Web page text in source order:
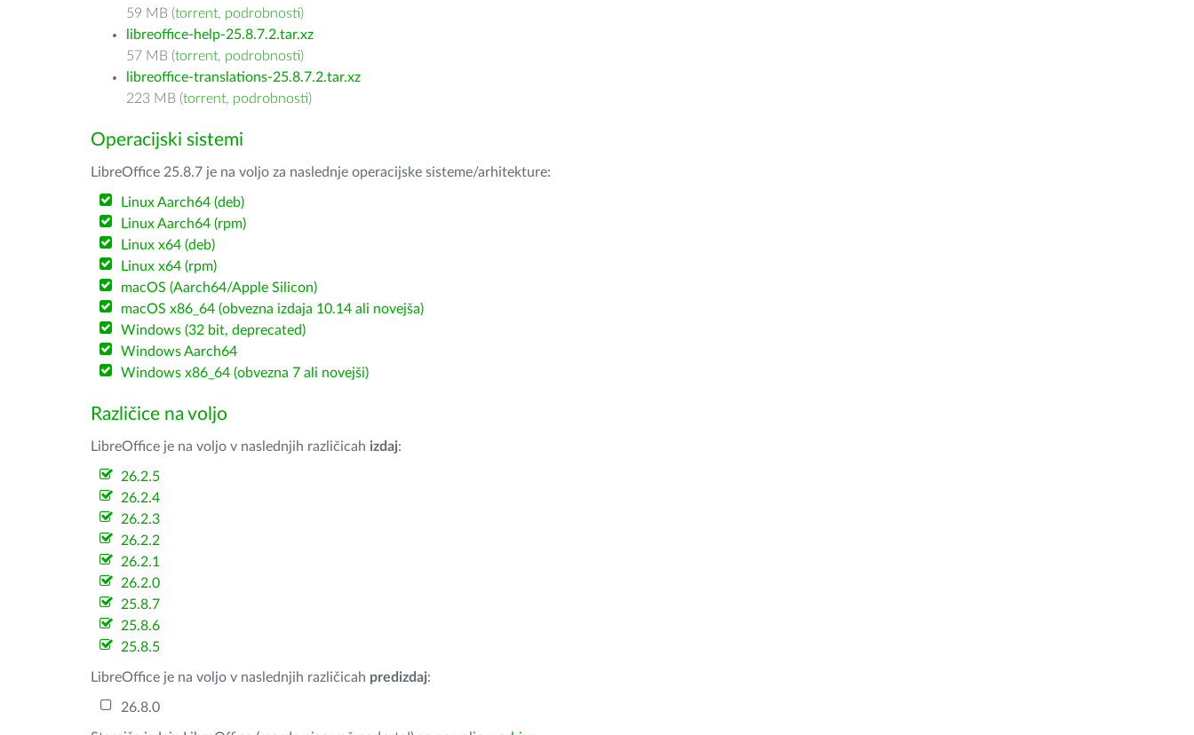
59 MB (torrent, podrobnosti)
libreoffice-help-25.8.7.2.tar.xz
57 MB (torrent, podrobnosti)
libreoffice-translations-25.8.7.2.tar.xz
223 MB (torrent, podrobnosti)
Operacijski sistemi
LibreOffice 25.8.7 je na voljo za naslednje operacijske sisteme/arhitekture:
Linux Aarch64 (deb)
Linux Aarch64 (rpm)
Linux x64 (deb)
Linux x64 (rpm)
macOS (Aarch64/Apple Silicon)
macOS x86_64 (obvezna izdaja 10.14 ali novejša)
Windows (32 bit, deprecated)
Windows Aarch64
Windows x86_64 (obvezna 7 ali novejši)
Različice na voljo
LibreOffice je na voljo v naslednjih različicah izdaj:
26.2.5
26.2.4
26.2.3
26.2.2
26.2.1
26.2.0
25.8.7
25.8.6
25.8.5
LibreOffice je na voljo v naslednjih različicah predizdaj:
26.8.0